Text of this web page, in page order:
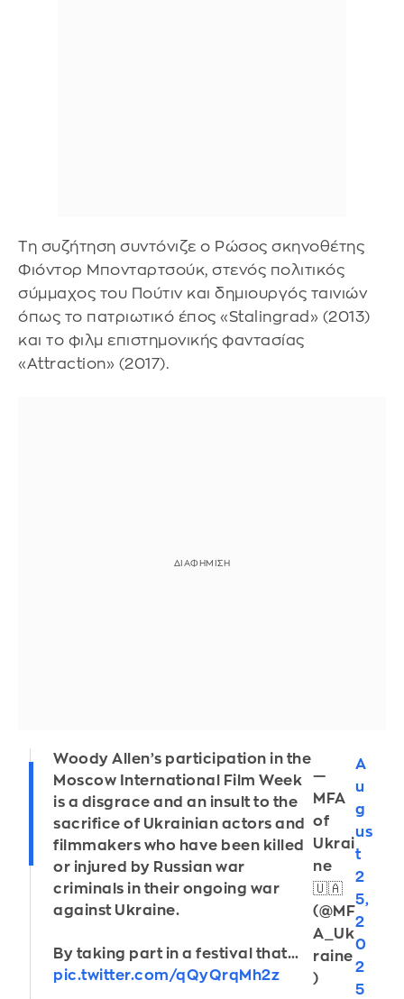
Τη συζήτηση συντόνιζε ο Ρώσος σκηνοθέτης
Φιόντορ Μπονταρτσούκ, στενός πολιτικός
σύμμαχος του Πούτιν και δημιουργός ταινιών
όπως το πατριωτικό έπος «Stalingrad» (2013)
και το φιλμ επιστημονικής φαντασίας
«Attraction» (2017).
Woody Allen’s participation in the
Moscow International Film Week
is a disgrace and an insult to the
sacrifice of Ukrainian actors and
filmmakers who have been killed
or injured by Russian war
criminals in their ongoing war
against Ukraine.
By taking part in a festival that…
pic.twitter.com/qQyQrqMh2z
—
MFA
of
Ukrai
ne
🇺🇦
(@MF
A_Uk
raine
)
A
u
g
us
t
2
5,
2
0
2
5